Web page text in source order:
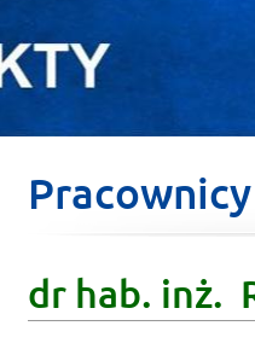
Pracownicy
dr hab. inż.